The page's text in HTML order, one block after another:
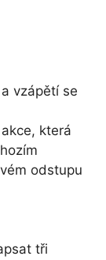
vzápětí se
která
odstupu
tři